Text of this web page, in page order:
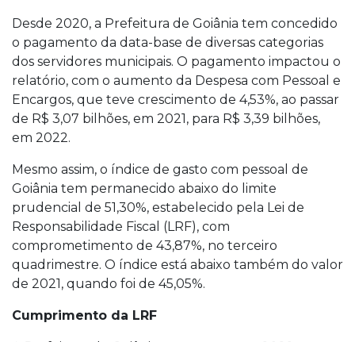
Desde 2020, a Prefeitura de Goiânia tem concedido
o pagamento da data-base de diversas categorias
dos servidores municipais. O pagamento impactou o
relatório, com o aumento da Despesa com Pessoal e
Encargos, que teve crescimento de 4,53%, ao passar
de R$ 3,07 bilhões, em 2021, para R$ 3,39 bilhões,
em 2022.
Mesmo assim, o índice de gasto com pessoal de
Goiânia tem permanecido abaixo do limite
prudencial de 51,30%, estabelecido pela Lei de
Responsabilidade Fiscal (LRF), com
comprometimento de 43,87%, no terceiro
quadrimestre. O índice está abaixo também do valor
de 2021, quando foi de 45,05%.
Cumprimento da LRF